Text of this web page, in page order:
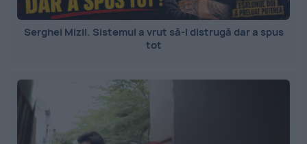
Serghei Mizil. Sistemul a vrut să-l distrugă dar a spus
tot